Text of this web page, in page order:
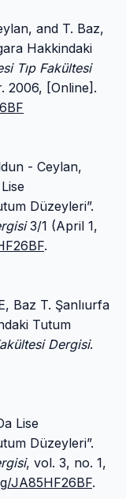
and T. Baz,
Hakkindaki
Tıp Fakültesi
2006, [Online].
- Ceylan,
Düzeyleri”.
3/1 (April 1,
.
Baz T. Şanlıurfa
Tutum
Dergisi.
Lise
Düzeyleri”.
, vol. 3, no. 1,
JA85HF26BF.